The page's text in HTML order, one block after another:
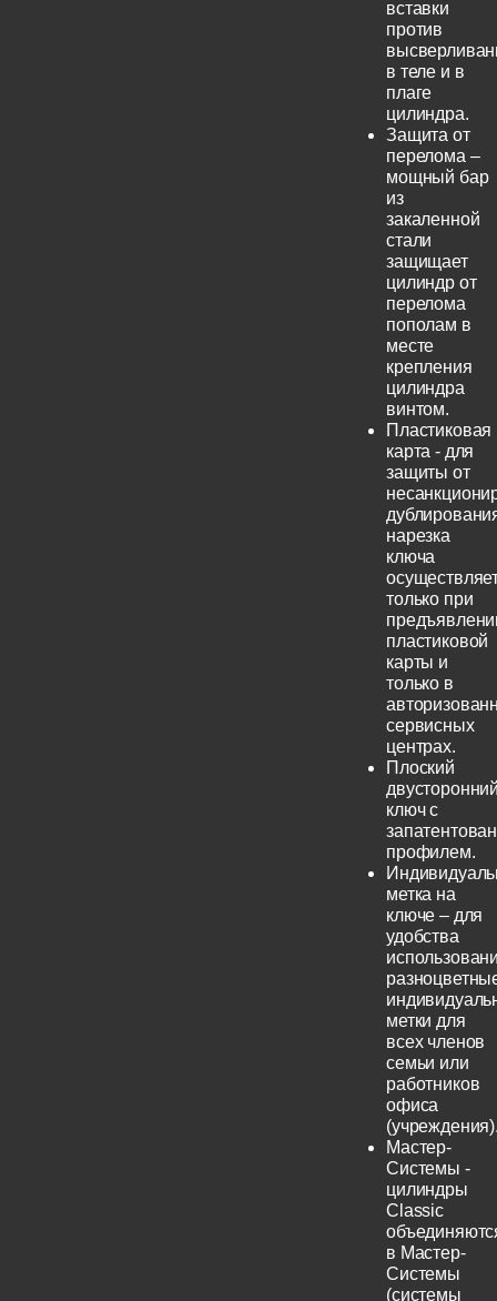
вставки
против
в теле и в
плаге
цилиндра.
Защита от
перелома –
мощный бар
из
закаленной
стали
защищает
цилиндр от
перелома
пополам в
месте
крепления
цилиндра
винтом.
Пластиковая
карта - для
защиты от
нарезка
ключа
только при
пластиковой
карты и
только в
сервисных
центрах.
Плоский
ключ с
профилем.
метка на
ключе – для
удобства
метки для
всех членов
семьи или
работников
офиса
Мастер-
Системы -
цилиндры
Classic
в Мастер-
Системы
(системы